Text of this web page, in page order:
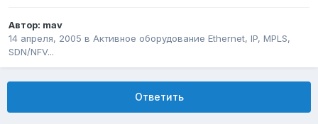
Автор: mav
14 апреля, 2005 в Активное оборудование Ethernet, IP, MPLS,
SDN/NFV...
Ответить